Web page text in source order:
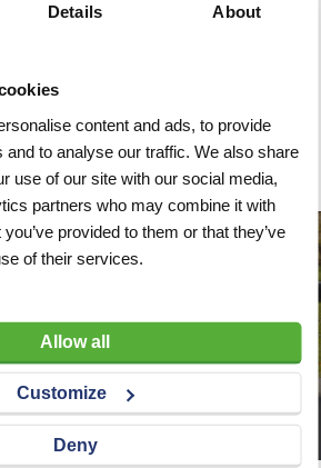
Details About
content and ads, to provide
and to analyse our traffic. We also share
use of our site with our social media,
partners who may combine it with
provided to them or that they’ve
of their services.
Allow all
Customize
Deny
Rubber